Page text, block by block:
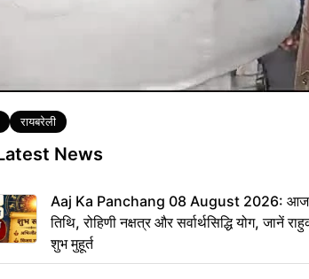
रायबरेली
News
Aaj Ka Panchang 08 August 2026: आज
तिथि, रोहिणी नक्षत्र और सर्वार्थसिद्धि योग, जानें
शुभ मुहूर्त